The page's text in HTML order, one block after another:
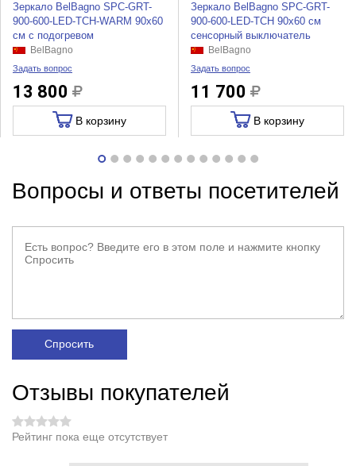
Зеркало BelBagno SPC-GRT-
900-600-LED-TCH-WARM 90x60
см с подогревом
BelBagno
Задать вопрос
13 800
В корзину
Зеркало BelBagno SPC-GRT-
900-600-LED-TCH 90x60 см
сенсорный выключатель
BelBagno
Задать вопрос
11 700
В корзину
Вопросы и ответы посетителей
Спросить
Отзывы покупателей
Рейтинг пока еще отсутствует